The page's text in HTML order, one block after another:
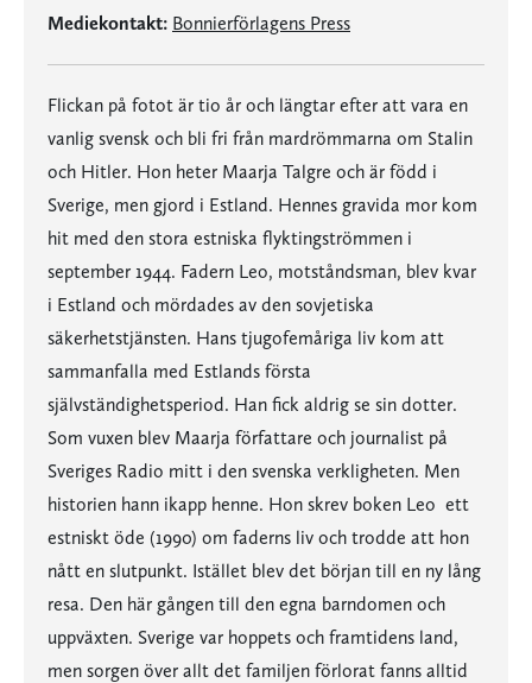
Mediekontakt: Bonnierförlagens Press
Flickan på fotot är tio år och längtar efter att vara en
vanlig svensk och bli fri från mardrömmarna om Stalin
och Hitler. Hon heter Maarja Talgre och är född i
Sverige, men gjord i Estland. Hennes gravida mor kom
hit med den stora estniska flyktingströmmen i
september 1944. Fadern Leo, motståndsman, blev kvar
i Estland och mördades av den sovjetiska
säkerhetstjänsten. Hans tjugofemåriga liv kom att
sammanfalla med Estlands första
självständighetsperiod. Han fick aldrig se sin dotter.
Som vuxen blev Maarja författare och journalist på
Sveriges Radio mitt i den svenska verkligheten. Men
historien hann ikapp henne. Hon skrev boken Leo  ett
estniskt öde (1990) om faderns liv och trodde att hon
nått en slutpunkt. Istället blev det början till en ny lång
resa. Den här gången till den egna barndomen och
uppväxten. Sverige var hoppets och framtidens land,
men sorgen över allt det familjen förlorat fanns alltid